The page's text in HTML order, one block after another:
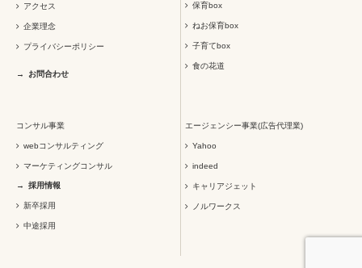
アクセス
企業理念
プライバシーポリシー
お問合わせ
保育box
ねお保育box
子育てbox
食の花道
コンサル事業
webコンサルティング
マーケティングコンサル
エージェンシー事業(広告代理業)
Yahoo
indeed
キャリアジェット
ノルワークス
採用情報
新卒採用
中途採用